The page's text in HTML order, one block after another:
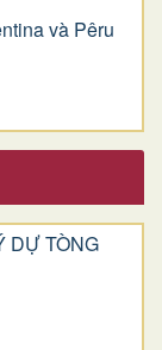
và Pêru
DỰ TÒNG